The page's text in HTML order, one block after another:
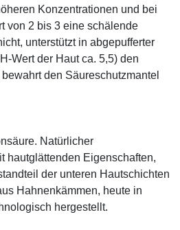
Konzentrationen und bei
von 2 bis 3 eine schälende
unterstützt in abgepufferter
Wert der Haut ca. 5,5) den
den Säureschutzmantel
Natürlicher
hautglättenden Eigenschaften,
der unteren Hautschichten
Hahnenkämmen, heute in
hergestellt.